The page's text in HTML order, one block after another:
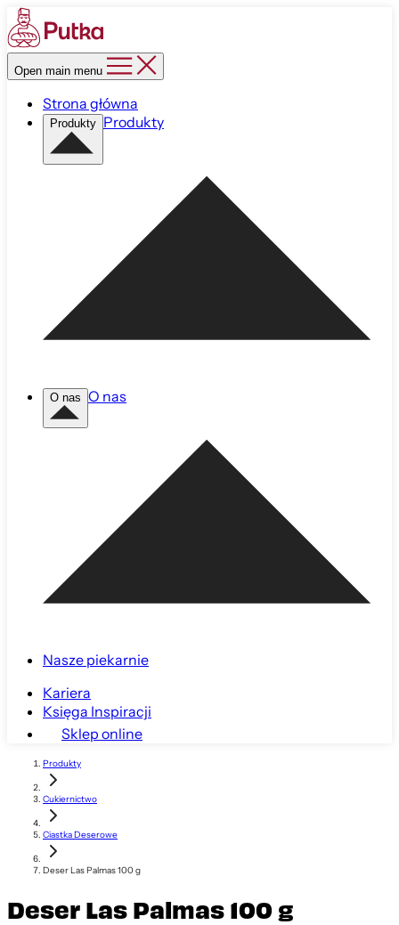
Open main menu
Strona główna
Produkty Produkty
O nas O nas
Nasze piekarnie
Kariera
Księga Inspiracji
Sklep online
Produkty
Cukiernictwo
Ciastka Deserowe
Deser Las Palmas 100 g
Deser Las Palmas 100 g